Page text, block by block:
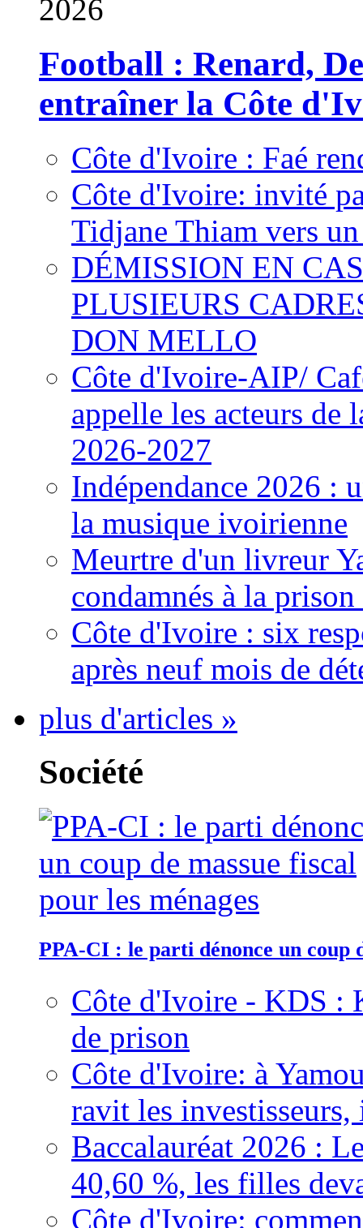
2026
Football : Renard,
entraîner la Côte
Côte d'Ivoire : Faé
Côte d'Ivoire: invité
Tidjane Thiam vers
DÉMISSION EN
PLUSIEURS
DON MELLO
Côte d'Ivoire-AIP/
appelle les acteurs de
2026-2027
Indépendance 2026 :
la musique ivoirienne
Meurtre d'un livreur
condamnés à la
Côte d'Ivoire : six
après neuf mois de
plus d'articles »
Société
PPA-CI : le parti dénonce un coup
Côte d'Ivoire - KDS :
de prison
Côte d'Ivoire: à
ravit les
Baccalauréat 2026 :
40,60 %, les filles
Côte d'Ivoire: